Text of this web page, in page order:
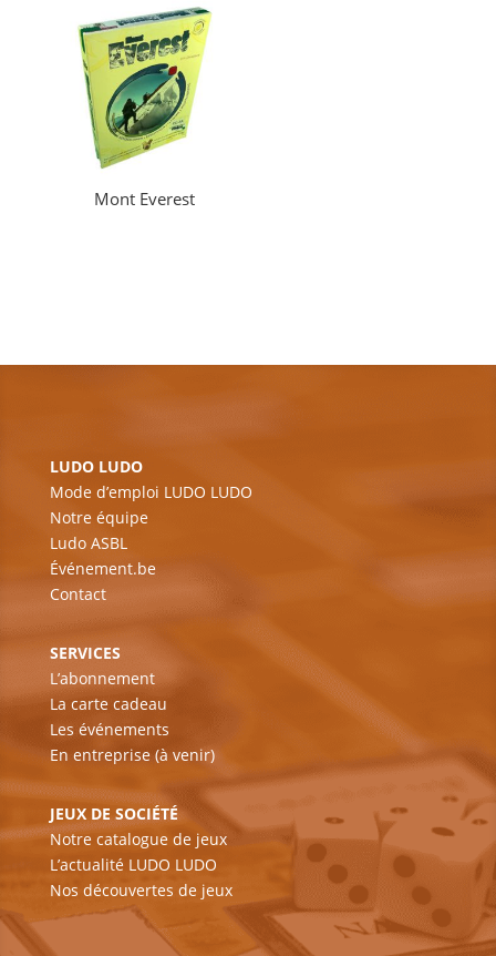
Mont Everest
LUDO LUDO
Mode d’emploi LUDO LUDO
Notre équipe
Ludo ASBL
Événement.be
Contact
SERVICES
L’abonnement
La carte cadeau
Les événements
En entreprise (à venir)
JEUX DE SOCIÉTÉ
Notre catalogue de jeux
L’actualité LUDO LUDO
Nos découvertes de jeux